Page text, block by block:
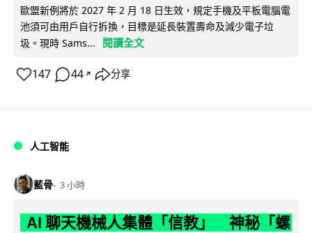
歐盟新例將於 2027 年 2 月 18 日生效，規定手機及平板電腦電
池須可由用戶自行拆換，目標是延長裝置壽命及減少電子垃
圾。現時 Sams...
閱讀全文
147 44 ↗ 分享
人工智能
藍骨 3 小時
AI 聊天機械人集體「信教」 神秘「螺